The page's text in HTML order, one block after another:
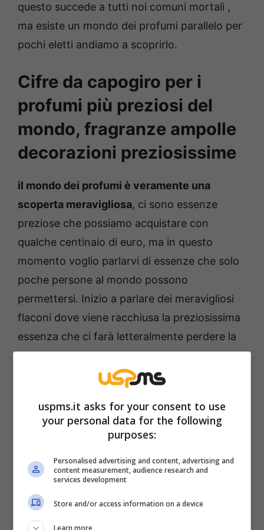
questo succede a tutti noi comuni mortali ,
ma esiste un mondo dei profumi parallelo per
pochi eletti andiamo a scoprirlo.
Cifre da capogiro per i
profumi più preziosi del
mondo, fragranze ampolle
decorazioni preziosissime
il mondo dei profumi è veramente una
scoperta meravigliosa, ci sono essenze
preziose che possiamo acquistare con
qualche centinaio di euro, ma in questo
momento voglio parlarvi di essenze che solo
poche persone al mondo possono
permettersi. Inizio a parlare dei meravigliosi
flaconi dove viene racchiusa la preziosissima
essenza che ci farà letteralmente perdere la
testa.
uspms.it asks for your consent to use
your personal data for the following
purposes:
Personalised advertising and content, advertising and
content measurement, audience research and
services development
Store and/or access information on a device
Learn more